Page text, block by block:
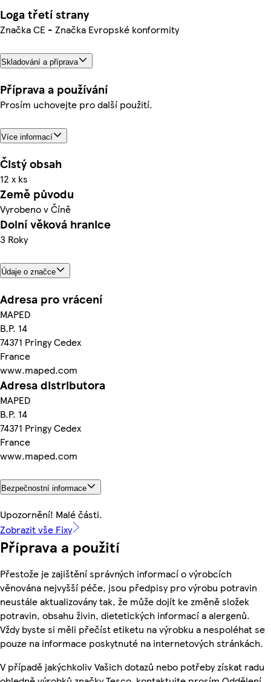
Loga třetí strany
Značka CE - Značka Evropské konformity
Skladování a příprava
Příprava a používání
Prosím uchovejte pro další použití.
Více informací
Čistý obsah
12 x ks
Země původu
Vyrobeno v Číně
Dolní věková hranice
3 Roky
Údaje o značce
Adresa pro vrácení
MAPED
B.P. 14
74371 Pringy Cedex
France
www.maped.com
Adresa distributora
MAPED
B.P. 14
74371 Pringy Cedex
France
www.maped.com
Bezpečnostní informace
Upozornění! Malé části.
Zobrazit vše Fixy
Příprava a použití
Přestože je zajištění správných informací o výrobcích
věnována nejvyšší péče, jsou předpisy pro výrobu potravin
neustále aktualizovány tak, že může dojít ke změně složek
potravin, obsahu živin, dietetických informací a alergenů.
Vždy byste si měli přečíst etiketu na výrobku a nespoléhat se
pouze na informace poskytnuté na internetových stránkách.
V případě jakýchkoliv Vašich dotazů nebo potřeby získat radu